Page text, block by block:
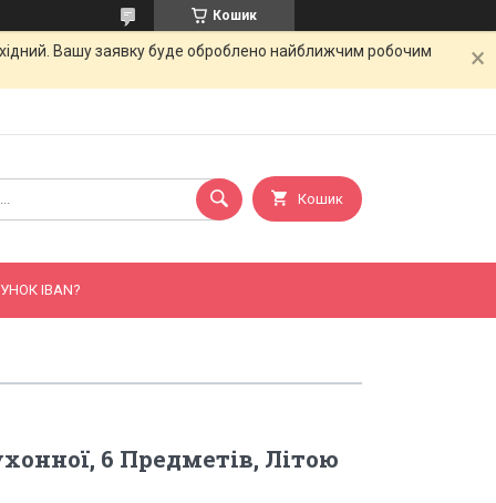
Кошик
Вашу заявку буде оброблено найближчим робочим
Кошик
IBAN?
6 Предметів, Літою